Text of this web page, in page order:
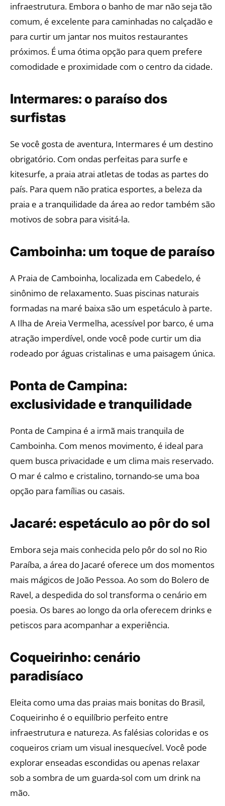
infraestrutura. Embora o banho de mar não seja tão
comum, é excelente para caminhadas no calçadão e
para curtir um jantar nos muitos restaurantes
próximos. É uma ótima opção para quem prefere
comodidade e proximidade com o centro da cidade.
Intermares: o paraíso dos
surfistas
Se você gosta de aventura, Intermares é um destino
obrigatório. Com ondas perfeitas para surfe e
kitesurfe, a praia atrai atletas de todas as partes do
país. Para quem não pratica esportes, a beleza da
praia e a tranquilidade da área ao redor também são
motivos de sobra para visitá-la.
Camboinha: um toque de paraíso
A Praia de Camboinha, localizada em Cabedelo, é
sinônimo de relaxamento. Suas piscinas naturais
formadas na maré baixa são um espetáculo à parte.
A Ilha de Areia Vermelha, acessível por barco, é uma
atração imperdível, onde você pode curtir um dia
rodeado por águas cristalinas e uma paisagem única.
Ponta de Campina:
exclusividade e tranquilidade
Ponta de Campina é a irmã mais tranquila de
Camboinha. Com menos movimento, é ideal para
quem busca privacidade e um clima mais reservado.
O mar é calmo e cristalino, tornando-se uma boa
opção para famílias ou casais.
Jacaré: espetáculo ao pôr do sol
Embora seja mais conhecida pelo pôr do sol no Rio
Paraíba, a área do Jacaré oferece um dos momentos
mais mágicos de João Pessoa. Ao som do Bolero de
Ravel, a despedida do sol transforma o cenário em
poesia. Os bares ao longo da orla oferecem drinks e
petiscos para acompanhar a experiência.
Coqueirinho: cenário
paradisíaco
Eleita como uma das praias mais bonitas do Brasil,
Coqueirinho é o equilíbrio perfeito entre
infraestrutura e natureza. As falésias coloridas e os
coqueiros criam um visual inesquecível. Você pode
explorar enseadas escondidas ou apenas relaxar
sob a sombra de um guarda-sol com um drink na
mão.